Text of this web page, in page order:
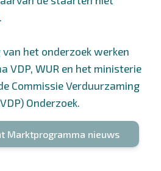
het onderzoek werken
VDP, WUR en het ministerie
Commissie Verduurzaming
Onderzoek.
Marktprogramma nieuws